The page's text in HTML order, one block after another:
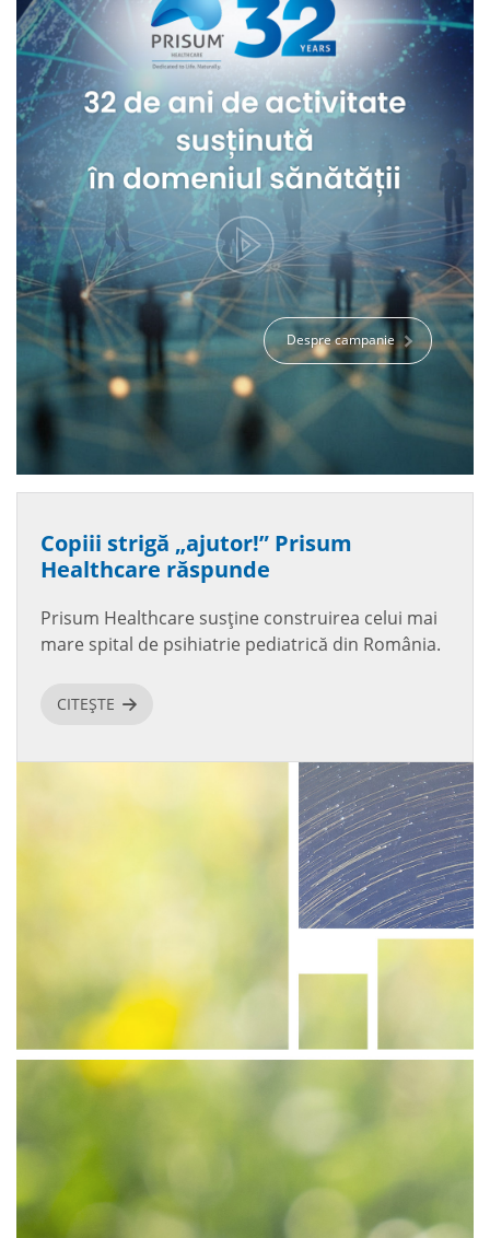
Despre campanie
Copiii strigă „ajutor!” Prisum
Healthcare răspunde
Prisum Healthcare susține construirea celui mai
mare spital de psihiatrie pediatrică din România.
CITEȘTE